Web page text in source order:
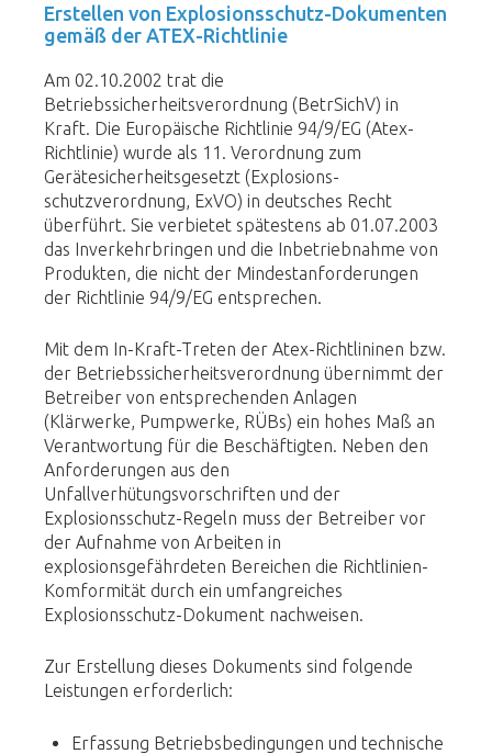
Erstellen von Explosionsschutz-Dokumenten
gemäß der ATEX-Richtlinie
Am 02.10.2002 trat die
Betriebssicherheitsverordnung (BetrSichV) in
Kraft. Die Europäische Richtlinie 94/9/EG (Atex-
Richtlinie) wurde als 11. Verordnung zum
Gerätesicherheitsgesetzt (Explosions­
schutzverordnung, ExVO) in deutsches Recht
überführt. Sie verbietet spätestens ab 01.07.2003
das Inverkehrbringen und die Inbetriebnahme von
Produkten, die nicht der Mindestanforderungen
der Richtlinie 94/9/EG entsprechen.
Mit dem In-Kraft-Treten der Atex-Richtlininen bzw.
der Betriebssicherheitsverordnung übernimmt der
Betreiber von entsprechenden Anlagen
(Klärwerke, Pumpwerke, RÜBs) ein hohes Maß an
Verantwortung für die Beschäftigten. Neben den
Anforderungen aus den
Unfallverhütungsvorschriften und der
Explosionsschutz-Regeln muss der Betreiber vor
der Aufnahme von Arbeiten in
explosionsgefährdeten Bereichen die Richtlinien-
Komformität durch ein umfangreiches
Explosionsschutz-Dokument nachweisen.
Zur Erstellung dieses Dokuments sind folgende
Leistungen erforderlich:
Erfassung Betriebsbedingungen und technische